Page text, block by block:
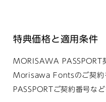
特典価格と適用条件
MORISAWA PASSPORT
Morisawa Fontsのご契約
PASSPORTご契約番号な